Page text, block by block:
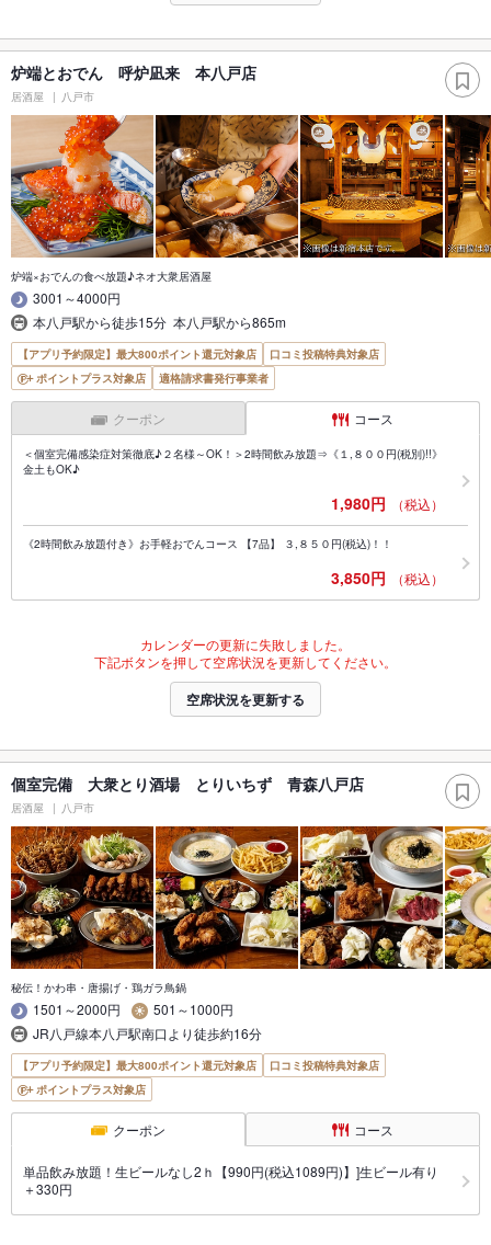
炉端とおでん 呼炉凪来 本八戸店
居酒屋 八戸市
炉端×おでんの食べ放題♪ネオ大衆居酒屋
3001～4000円
本八戸駅から徒歩15分 本八戸駅から865m
【アプリ予約限定】最大800ポイント還元対象店
口コミ投稿特典対象店
ポイントプラス対象店
適格請求書発行事業者
クーポン コース
＜個室完備感染症対策徹底♪２名様～OK！＞2時間飲み放題⇒《１,８００円(税別)!!》
金土もOK♪
1,980円 （税込）
《2時間飲み放題付き》お手軽おでんコース 【7品】 ３,８５０円(税込)！！
3,850円 （税込）
カレンダーの更新に失敗しました。
下記ボタンを押して空席状況を更新してください。
空席状況を更新する
個室完備 大衆とり酒場 とりいちず 青森八戸店
居酒屋 八戸市
秘伝！かわ串・唐揚げ・鶏ガラ鳥鍋
1501～2000円
501～1000円
JR八戸線本八戸駅南口より徒歩約16分
【アプリ予約限定】最大800ポイント還元対象店
口コミ投稿特典対象店
ポイントプラス対象店
クーポン コース
単品飲み放題！生ビールなし2ｈ【990円(税込1089円)】]生ビール有り
＋330円